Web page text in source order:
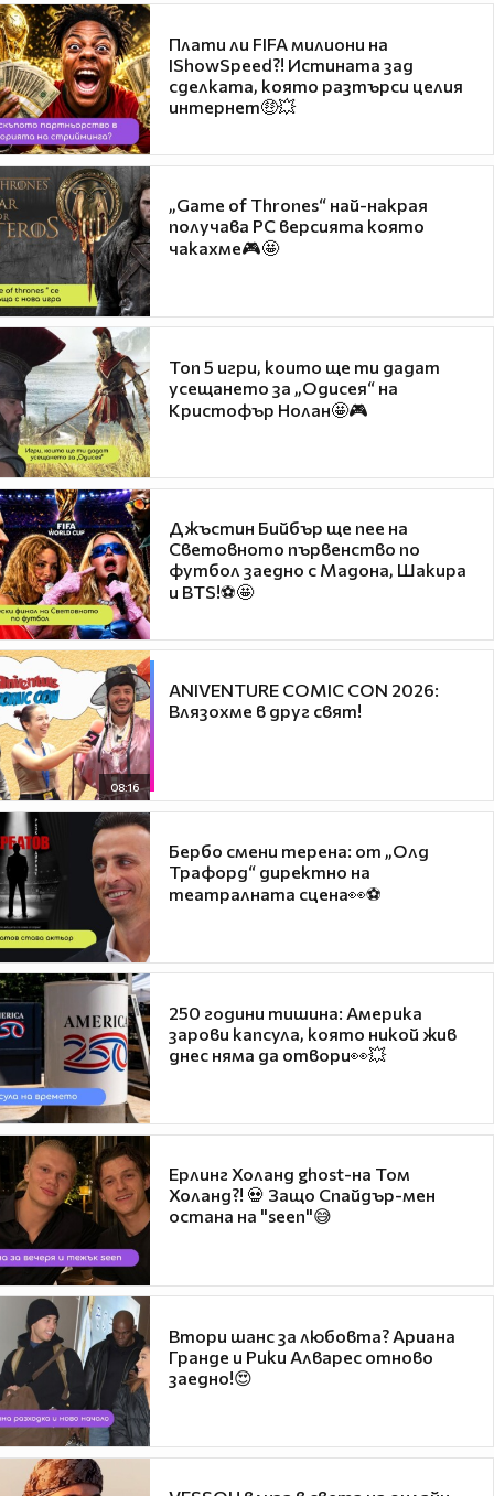
Плати ли FIFA милиони на
IShowSpeed?! Истината зад
сделката, която разтърси целия
интернет🤑💥
„Game of Thrones“ най-накрая
получава PC версията която
чакахме🎮🤩
Топ 5 игри, които ще ти дадат
усещането за „Одисея“ на
Кристофър Нолан🤩🎮
Джъстин Бийбър ще пее на
Световното първенство по
футбол заедно с Мадона, Шакира
и BTS!⚽🤩
08:16
ANIVENTURE COMIC CON 2026:
Влязохме в друг свят!
Бербо смени терена: от „Олд
Трафорд“ директно на
театралната сцена👀⚽
250 години тишина: Америка
зарови капсула, която никой жив
днес няма да отвори👀💥
Ерлинг Холанд ghost-на Том
Холанд?! 💀 Защо Спайдър-мен
остана на "seen"😅
Втори шанс за любовта? Ариана
Гранде и Рики Алварес отново
заедно!😍